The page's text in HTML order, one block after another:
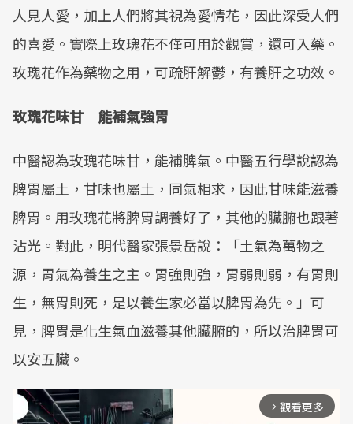
人見人愛，加上人們將其視為愛情花，因此深受人們
的喜愛。實際上玫瑰花不僅可用於觀賞，還可入藥。
玫瑰花作為藥物之用，可疏肝解鬱，有養肝之功效。
玫瑰花味甘 能補氣強胃
中醫認為玫瑰花味甘，能補脾氣。中醫五行學說認為
脾胃屬土，甘味也屬土，同氣相求，因此甘味能滋養
脾胃。用玫瑰花將脾胃調養好了，其他的臟腑也跟著
沾光。對此，明代醫家張景岳說：「土氣為萬物之
源，胃氣為養生之主。胃強則強，胃弱則弱，有胃則
生，無胃則死，是以養生家必當以脾胃為先。」可
見，脾胃是化生氣血滋養其他臟腑的，所以治脾胃可
以安五臟。
arrow_forward_ios 觀看更多